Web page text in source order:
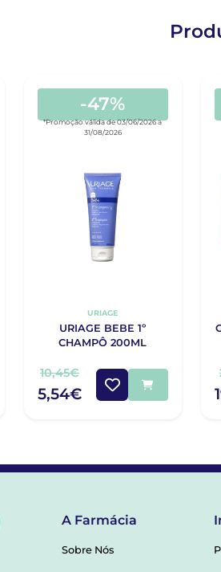
-47%
*Promoção válida de 03/06/2026 a
31/08/2026
URIAGE
URIAGE BEBE 1º
CHAMPÔ 200ML
10,45€
5,54€
A Farmácia
Sobre Nós